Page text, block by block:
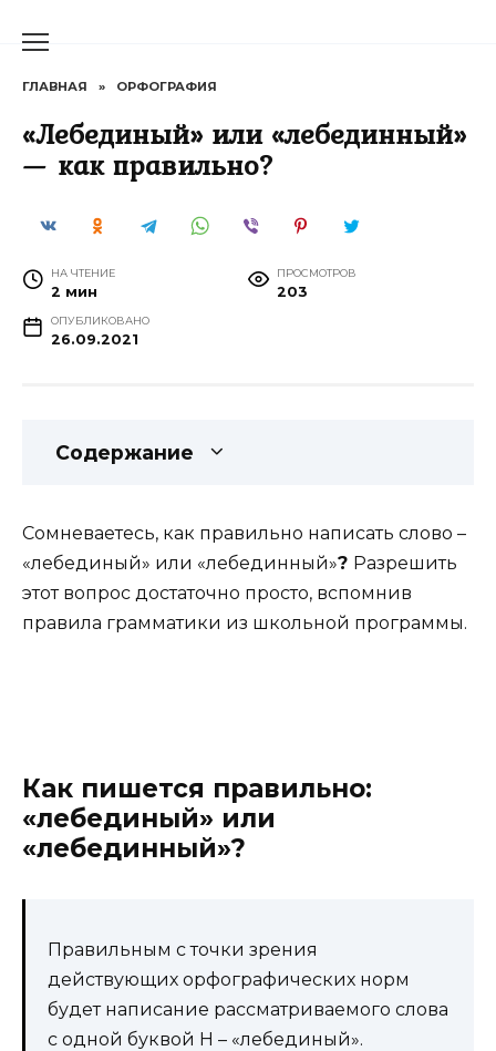
ГЛАВНАЯ » ОРФОГРАФИЯ
«Лебединый» или «лебединный»
— как правильно?
НА ЧТЕНИЕ
2 мин
ПРОСМОТРОВ
203
ОПУБЛИКОВАНО
26.09.2021
Содержание
Сомневаетесь, как правильно написать слово –
«лебединый» или «лебединный»? Разрешить
этот вопрос достаточно просто, вспомнив
правила грамматики из школьной программы.
Как пишется правильно:
«лебединый» или
«лебединный»?
Правильным с точки зрения
действующих орфографических норм
будет написание рассматриваемого слова
с одной буквой Н – «лебединый».